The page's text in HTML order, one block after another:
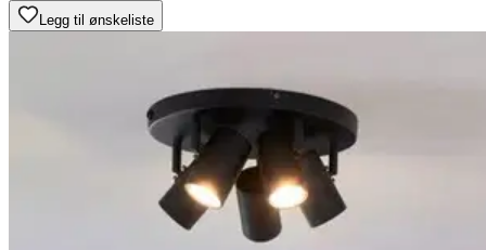
Legg til ønskeliste